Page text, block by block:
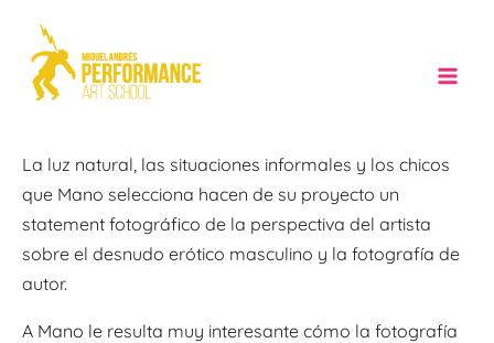
contenido
La luz natural, las situaciones informales y los chicos
que Mano selecciona hacen de su proyecto un
statement fotográfico de la perspectiva del artista
sobre el desnudo erótico masculino y la fotografía de
autor.
A Mano le resulta muy interesante cómo la fotografía